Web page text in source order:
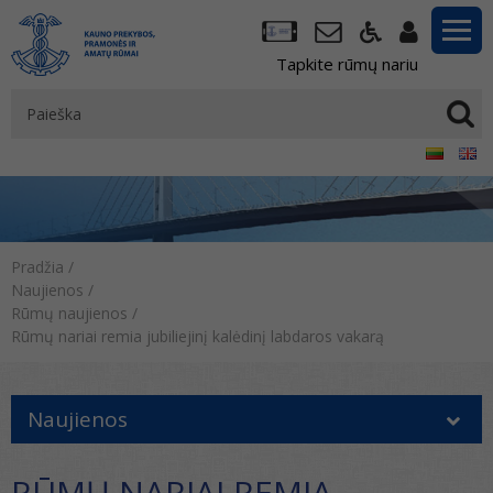
Tapkite rūmų nariu
Pradžia /
Naujienos /
Rūmų naujienos /
Rūmų nariai remia jubiliejinį kalėdinį labdaros vakarą
Naujienos